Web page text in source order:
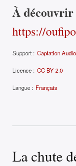
À découvrir
https://
Support : Captation Audio
Licence : CC BY 2.0
Langue : Français
La chute